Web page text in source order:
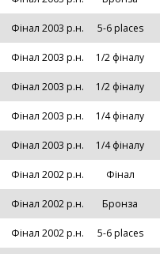
Фінал 2003 р.н. 5-6 places
Фінал 2003 р.н. 1/2 фіналу
Фінал 2003 р.н. 1/2 фіналу
Фінал 2003 р.н. 1/4 фіналу
Фінал 2003 р.н. 1/4 фіналу
Фінал 2002 р.н. Фінал
Фінал 2002 р.н. Бронза
Фінал 2002 р.н. 5-6 places